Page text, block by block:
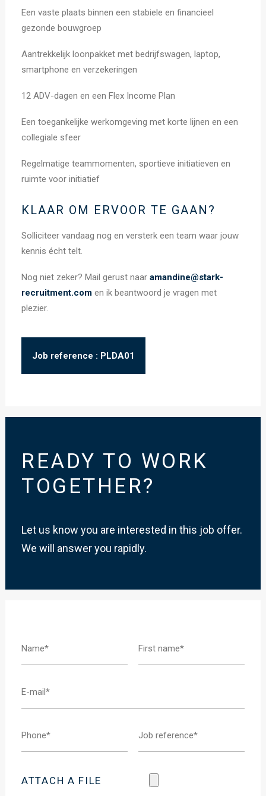
Een vaste plaats binnen een stabiele en financieel
gezonde bouwgroep
Aantrekkelijk loonpakket met bedrijfswagen, laptop,
smartphone en verzekeringen
12 ADV-dagen en een Flex Income Plan
Een toegankelijke werkomgeving met korte lijnen en een
collegiale sfeer
Regelmatige teammomenten, sportieve initiatieven en
ruimte voor initiatief
KLAAR OM ERVOOR TE GAAN?
Solliciteer vandaag nog en versterk een team waar jouw
kennis écht telt.
Nog niet zeker? Mail gerust naar amandine@stark-
recruitment.com en ik beantwoord je vragen met
plezier.
Job reference : PLDA01
READY TO WORK
TOGETHER?
Let us know you are interested in this job offer.
We will answer you rapidly.
ATTACH A FILE